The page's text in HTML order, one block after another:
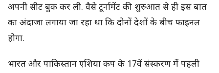
अपनी सीट बुक कर ली. वैसे टूर्नामेंट की शुरुआत से ही इस बात
का अंदाजा लगाया जा रहा था क‍ि दोनों देशों के बीच फाइनल
होगा.
भारत और पाकिस्तान एश‍िया कप के 17वें संस्करण में पहली